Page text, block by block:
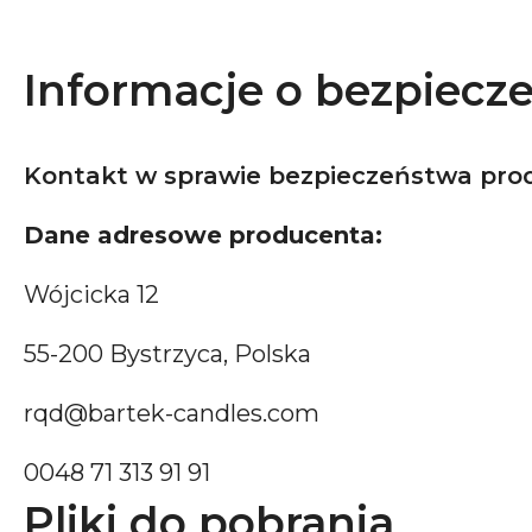
Informacje o
Kontakt w sprawie bezpieczeństwa
Dane adresowe producenta:
Wójcicka 12
55-200 Bystrzyca, Polska
rqd@bartek-candles.com
0048 71 313 91 91